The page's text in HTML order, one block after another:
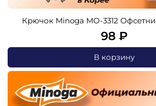
Крючок Minoga MO-3312
98 ₽
В корзину